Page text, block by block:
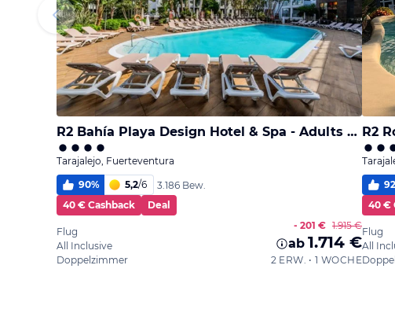
R2 Bahía Playa Design Hotel & Spa - Adults Only
Tarajalejo, Fuerteventura
90% 5,2/6
3.186 Bew.
40 € Cashback
Deal
Flug
All Inclusive
Doppelzimmer
- 201 € 1.915 €
ab 1.714 €
2 ERW. • 1 WOCHE
R2
92
40 €
Flug
All